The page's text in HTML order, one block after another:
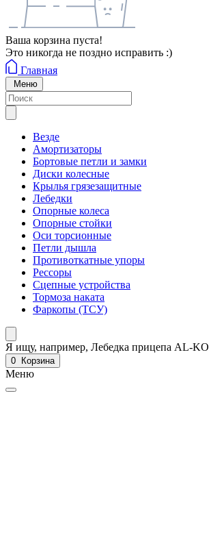
Ваша корзина пуста!
Это никогда не поздно исправить :)
Главная
Меню
Везде
Амортизаторы
Бортовые петли и замки
Диски колесные
Крылья грязезащитные
Лебедки
Опорные колеса
Опорные стойки
Оси торсионные
Петли дышла
Противоткатные упоры
Рессоры
Сцепные устройства
Тормоза наката
Фаркопы (ТСУ)
Я ищу, например, Лебедка прицепа AL-KO
0 Корзина
Меню